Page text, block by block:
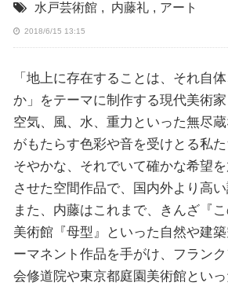
水戸芸術館 , 内藤礼 , アート
2018/6/15 13:15
「地上に存在することは、それ自
か」をテーマに制作する現代美術家
空気、風、水、重力といった無尽
がもたらす色彩や音を受けとる私
そやかな、それでいて確かな希望
させた空間作品で、国内外より高い
また、内藤はこれまで、きんざ『
美術館『母型』といった自然や建
ーマネント作品を手がけ、フラン
会修道院や東京都庭園美術館とい